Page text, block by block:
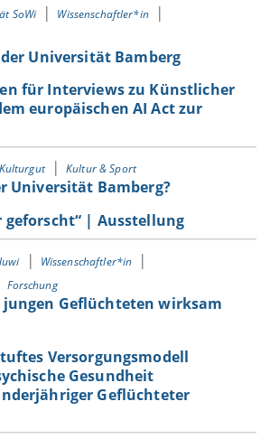
SoWi
Wissenschaftler*in
Universität Bamberg
für Interviews zu Künstlicher
europäischen AI Act zur
Kulturgut Kultur & Sport
Universität Bamberg?
geforscht“ | Ausstellung
Wissenschaftler*in
Forschung
Geflüchteten wirksam
Versorgungsmodell
Gesundheit
Geflüchteter